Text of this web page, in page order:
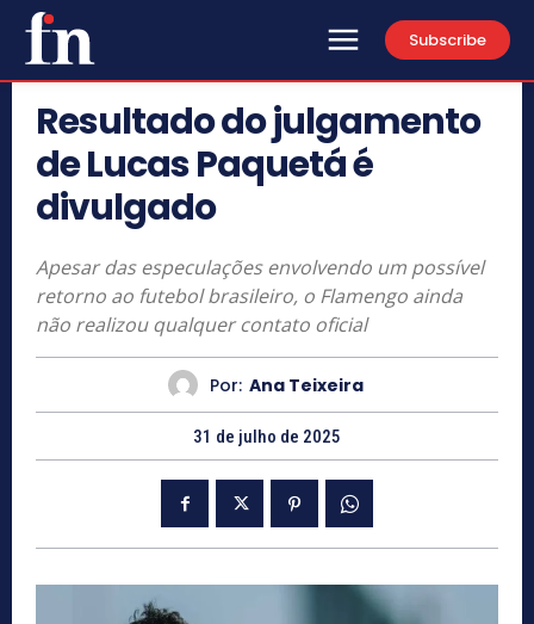
Subscribe
Resultado do julgamento
de Lucas Paquetá é
divulgado
Apesar das especulações envolvendo um possível
retorno ao futebol brasileiro, o Flamengo ainda
não realizou qualquer contato oficial
Por: Ana Teixeira
31 de julho de 2025